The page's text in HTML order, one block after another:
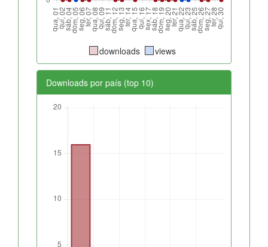
downloads views
Downloads por país (top 10)